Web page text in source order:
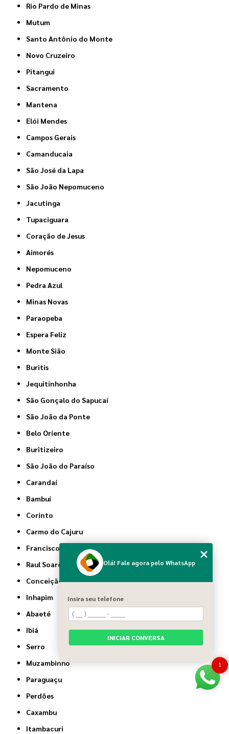
Rio Pardo de Minas
Mutum
Santo Antônio do Monte
Novo Cruzeiro
Pitangui
Sacramento
Mantena
Elói Mendes
Campos Gerais
Camanducaia
São José da Lapa
São João Nepomuceno
Jacutinga
Tupaciguara
Coração de Jesus
Aimorés
Nepomuceno
Pedra Azul
Minas Novas
Paraopeba
Espera Feliz
Monte Sião
Buritis
Jequitinhonha
São Gonçalo do Sapucaí
São João da Ponte
Belo Oriente
Buritizeiro
São João do Paraíso
Carandaí
Bambuí
Corinto
Carmo do Cajuru
Francisco Sá
Raul Soares
Conceição do Mato Dentro
Inhapim
Abaeté
Ibiá
Serro
Muzambinho
Paraguaçu
Perdões
Caxambu
Itambacuri
1
Olá! Fale agora pelo WhatsApp
Insira seu telefone
INICIAR CONVERSA